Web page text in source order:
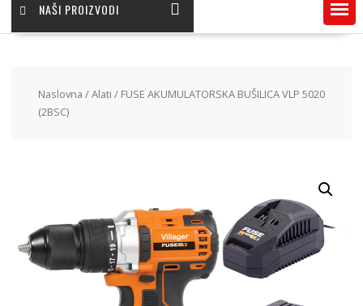
NAŠI PROIZVODI
Naslovna /Alati / FUSE AKUMULATORSKA BUŠILICA VLP 5020
(2BSC)